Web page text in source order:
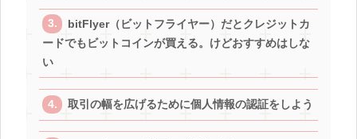
bitFlyer（ビットフライヤー）だとクレジットカ
ードでもビットコインが買える。けどおすすめはしな
い
取引の幅を広げるために個人情報の認証をしよう